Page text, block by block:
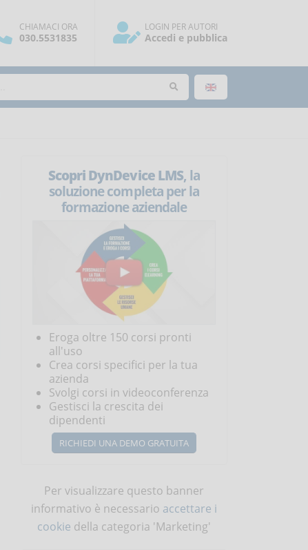
CHIAMACI ORA
030.5531835
LOGIN PER AUTORI
Accedi e pubblica
Scopri DynDevice LMS, la
soluzione completa per la
formazione aziendale
Eroga oltre 150 corsi pronti
all'uso
Crea corsi specifici per la tua
azienda
Svolgi corsi in videoconferenza
Gestisci la crescita dei
dipendenti
RICHIEDI UNA DEMO GRATUITA
Per visualizzare questo banner
informativo è necessario accettare i
cookie della categoria 'Marketing'